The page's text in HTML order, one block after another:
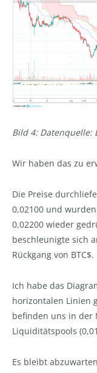
Bild 4: Datenquelle:
Wir haben das zu
Die Preise
0,02100 und
0,02200 wieder
beschleunigte sich
Rückgang von BTC$.
Ich habe das
horizontalen Linien
befinden uns in der
Liquiditätspools
Es bleibt